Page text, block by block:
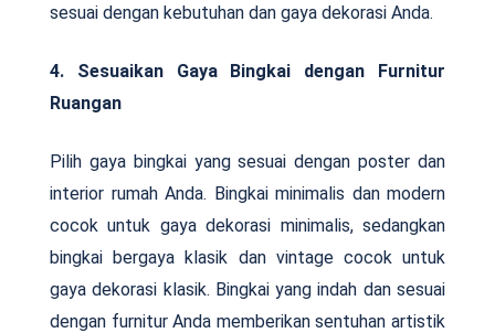
sesuai dengan kebutuhan dan gaya dekorasi Anda.
4. Sesuaikan Gaya Bingkai dengan Furnitur
Ruangan
Pilih gaya bingkai yang sesuai dengan poster dan
interior rumah Anda. Bingkai minimalis dan modern
cocok untuk gaya dekorasi minimalis, sedangkan
bingkai bergaya klasik dan vintage cocok untuk
gaya dekorasi klasik. Bingkai yang indah dan sesuai
dengan furnitur Anda memberikan sentuhan artistik